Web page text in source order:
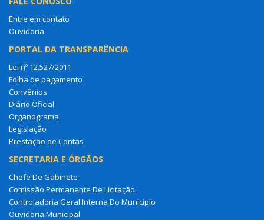
Entre em contato
Ouvidoria
PORTAL DA TRANSPARÊNCIA
Lei nº 12.527/2011
Folha de pagamento
Convênios
Diário Oficial
Organograma
Legislação
Prestação de Contas
SECRETARIA E ÓRGÃOS
Chefe De Gabinete
Comissão Permanente De Licitação
Controladoria Geral Interna Do Municipio
Ouvidoria Municipal